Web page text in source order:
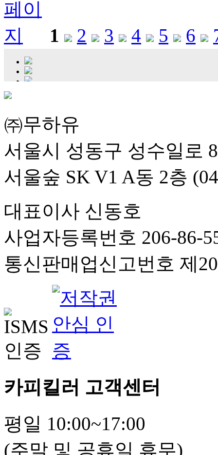
1 2 3 4 5 6
㈜무하유
서울시 성동구 성수일로
서울숲 SK V1 A동 2층
대표이사 신동호
사업자등록번호 206-86-
통신판매업신고번호 제
카피킬러 고객센터
평일 10:00~17:00
(주말 및 공휴일 휴무)